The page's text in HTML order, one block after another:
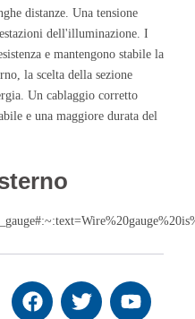
distanze. Una tensione
dell'illuminazione. I
e mantengono stabile la
la scelta della sezione
Un cablaggio corretto
e una maggiore durata del